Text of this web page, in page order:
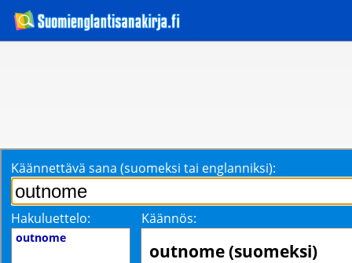
Käännettävä sana (suomeksi tai englanniksi):
Hakuluettelo: Käännös:
outnome
outnome (suomeksi)